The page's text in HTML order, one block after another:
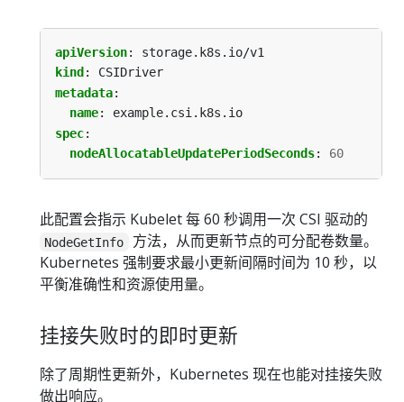
apiVersion:
storage.k8s.io/v1
kind :
CSIDriver
metadata:
name:
example.csi.k8s.io
spec:
nodeAllocatableUpdatePeriodSeconds: 60
此配置会指示 Kubelet 每 60 秒调用一次 CSI 驱动的
NodeGetInfo
方法，从而更新节点的可分配卷数量。
Kubernetes 强制要求最小更新间隔时间为 10 秒，以
平衡准确性和资源使用量。
挂接失败时的即时更新
除了周期性更新外，Kubernetes 现在也能对挂接失败
做出响应。